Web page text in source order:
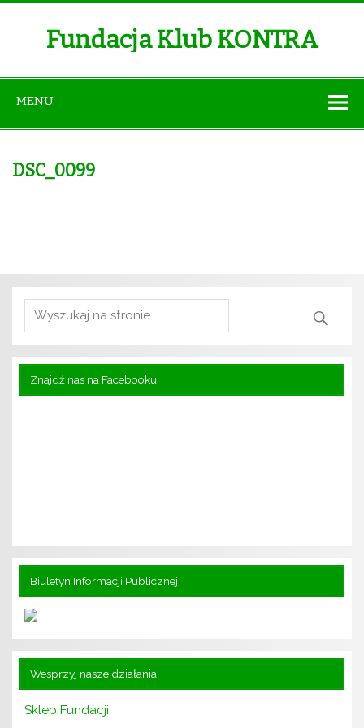
Fundacja Klub KONTRA
MENU
DSC_0099
Znajdź nas na Facebooku
Biuletyn Informacji Publicznej
Wesprzyj nasze działania!
Sklep Fundacji